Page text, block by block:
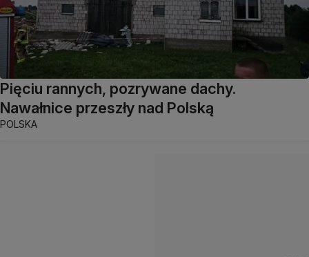
Pięciu rannych, pozrywane dachy.
Nawałnice przeszły nad Polską
POLSKA